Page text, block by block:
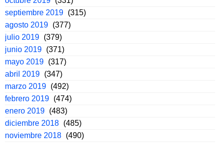
septiembre 2019 (315)
agosto 2019 (377)
julio 2019 (379)
junio 2019 (371)
mayo 2019 (317)
abril 2019 (347)
marzo 2019 (492)
febrero 2019 (474)
enero 2019 (483)
diciembre 2018 (485)
noviembre 2018 (490)